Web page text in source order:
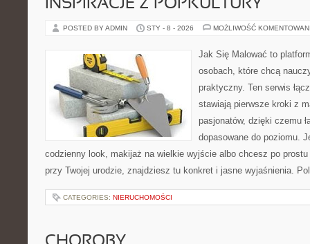
INSPIRACJE Z POPKULTURY
POSTED BY ADMIN STY - 8 - 2026 MOŻLIWOŚĆ
Jak Się Malować to
osobach, które chcą
praktyczny. Ten serwis
stawiają pierwsze kroki z
pasjonatów, dzięki czemu
dopasowane do poziomu.
codzienny look, makijaż na wielkie wyjście albo chcesz po prostu
przy Twojej urodzie, znajdziesz tu konkret i jasne wyjaśnienia.
CATEGORIES: NIERUCHOMOŚCI